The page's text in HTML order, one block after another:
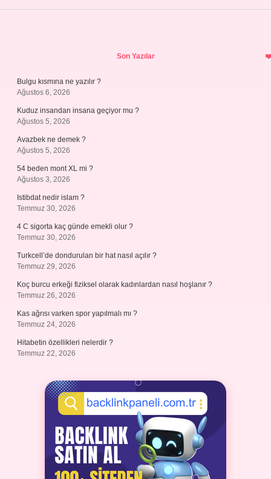
Son Yazılar
Bulgu kısmına ne yazılır ?
Ağustos 6, 2026
Kuduz insandan insana geçiyor mu ?
Ağustos 5, 2026
Avazbek ne demek ?
Ağustos 5, 2026
54 beden mont XL mi ?
Ağustos 3, 2026
Istibdat nedir islam ?
Temmuz 30, 2026
4 C sigorta kaç günde emekli olur ?
Temmuz 30, 2026
Turkcell’de dondurulan bir hat nasıl açılır ?
Temmuz 29, 2026
Koç burcu erkeği fiziksel olarak kadınlardan nasıl hoşlanır ?
Temmuz 26, 2026
Kas ağrısı varken spor yapılmalı mı ?
Temmuz 24, 2026
Hitabetin özellikleri nelerdir ?
Temmuz 22, 2026